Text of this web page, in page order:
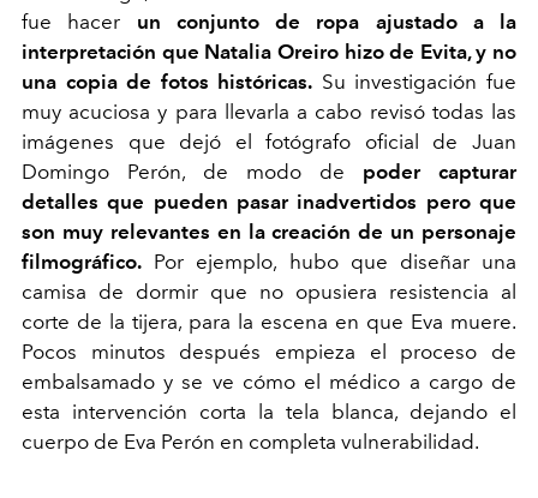
fue hacer un conjunto de ropa ajustado a la
interpretación que Natalia Oreiro hizo de Evita, y no
una copia de fotos históricas. Su investigación fue
muy acuciosa y para llevarla a cabo revisó todas las
imágenes que dejó el fotógrafo oficial de Juan
Domingo Perón, de modo de poder capturar
detalles que pueden pasar inadvertidos pero que
son muy relevantes en la creación de un personaje
filmográfico. Por ejemplo, hubo que diseñar una
camisa de dormir que no opusiera resistencia al
corte de la tijera, para la escena en que Eva muere.
Pocos minutos después empieza el proceso de
embalsamado y se ve cómo el médico a cargo de
esta intervención corta la tela blanca, dejando el
cuerpo de Eva Perón en completa vulnerabilidad.